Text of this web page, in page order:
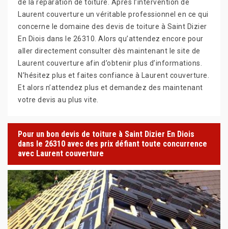
de la réparation de toiture. Après l’intervention de
Laurent couverture un véritable professionnel en ce qui
concerne le domaine des devis de toiture à Saint Dizier
En Diois dans le 26310. Alors qu’attendez encore pour
aller directement consulter dès maintenant le site de
Laurent couverture afin d’obtenir plus d’informations.
N’hésitez plus et faites confiance à Laurent couverture.
Et alors n’attendez plus et demandez des maintenant
votre devis au plus vite.
Pour un bon devis de toiture à Saint Dizier En Diois
dans le 26310 avec des prix défiant toute concurrence
avec Laurent couverture